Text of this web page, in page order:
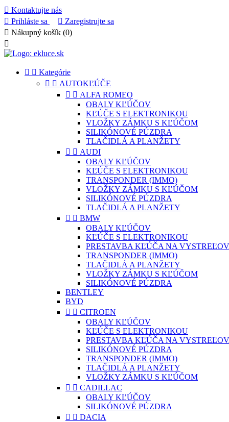
 Kontaktujte nás
 Prihláste sa  Zaregistrujte sa
 Nákupný košík (0)

  Kategórie
  AUTOKĽÚČE
  ALFA ROMEO
OBALY KĽÚČOV
KĽÚČE S ELEKTRONIKOU
VLOŽKY ZÁMKU S KĽÚČOM
SILIKÓNOVÉ PÚZDRA
TLAČIDLÁ A PLANŽETY
  AUDI
OBALY KĽÚČOV
KĽÚČE S ELEKTRONIKOU
TRANSPONDER (IMMO)
VLOŽKY ZÁMKU S KĽÚČOM
SILIKÓNOVÉ PÚZDRA
TLAČIDLÁ A PLANŽETY
  BMW
OBALY KĽÚČOV
KĽÚČE S ELEKTRONIKOU
PRESTAVBA KĽÚČA NA
TRANSPONDER (IMMO)
TLAČIDLÁ A PLANŽETY
VLOŽKY ZÁMKU S KĽÚČOM
SILIKÓNOVÉ PÚZDRA
BENTLEY
BYD
  CITROEN
OBALY KĽÚČOV
KĽÚČE S ELEKTRONIKOU
PRESTAVBA KĽÚČA NA
SILIKÓNOVÉ PÚZDRA
TRANSPONDER (IMMO)
TLAČIDLÁ A PLANŽETY
VLOŽKY ZÁMKU S KĽÚČOM
  CADILLAC
OBALY KĽÚČOV
SILIKÓNOVÉ PÚZDRA
  DACIA